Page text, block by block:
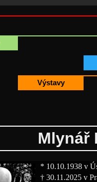
Výstavy
Mlynář
* 10.10.1938 v
† 30.11.2025 v